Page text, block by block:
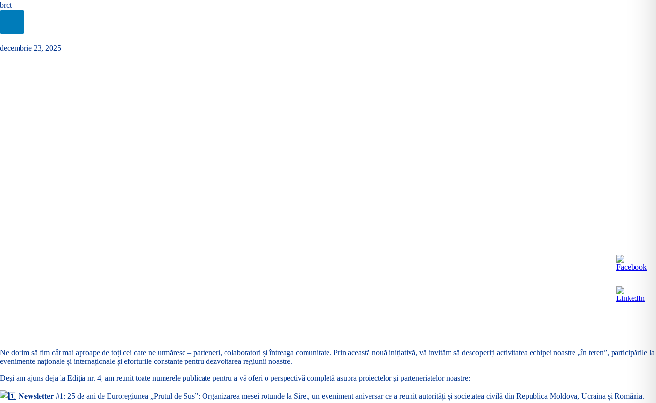
brct
decembrie 23, 2025
Ne dorim să fim cât mai aproape de toți cei care ne urmăresc – parteneri, colaboratori și întreaga comunitate. Prin această nouă inițiativă, vă invităm să descoperiți activitatea echipei noastre „în teren”, participările la
evenimente naționale și internaționale și eforturile constante pentru dezvoltarea regiunii noastre.
Deși am ajuns deja la Ediția nr. 4, am reunit toate numerele publicate pentru a vă oferi o perspectivă completă asupra proiectelor și parteneriatelor noastre:
𝐍𝐞𝐰𝐬𝐥𝐞𝐭𝐭𝐞𝐫 #𝟏: 25 de ani de Euroregiunea „Prutul de Sus”: Organizarea mesei rotunde la Siret, un eveniment aniversar ce a reunit autorități și societatea civilă din Republica Moldova, Ucraina și România.